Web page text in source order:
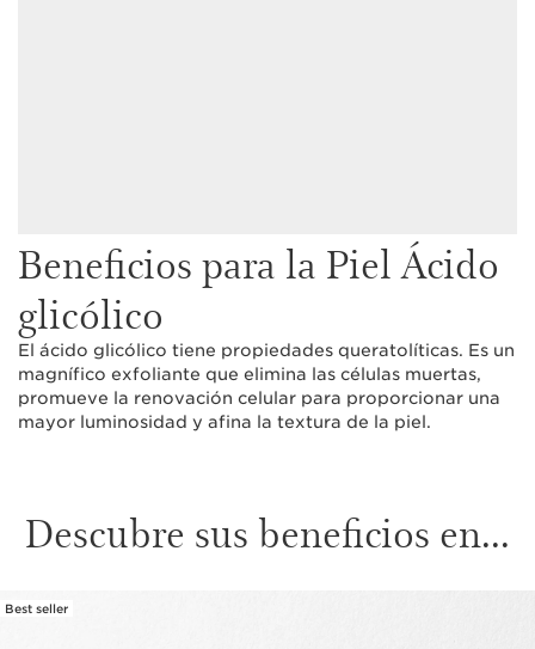
Beneficios para la Piel Ácido
glicólico
El ácido glicólico tiene propiedades queratolíticas. Es un
magnífico exfoliante que elimina las células muertas,
promueve la renovación celular para proporcionar una
mayor luminosidad y afina la textura de la piel.
Descubre sus beneficios en...
Best seller